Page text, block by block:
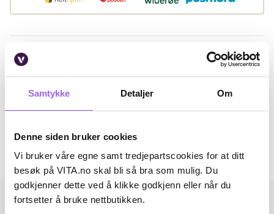
Samtykke Detaljer Om
Denne siden bruker cookies
Vi bruker våre egne samt tredjepartscookies for at ditt
besøk på VITA.no skal bli så bra som mulig. Du
godkjenner dette ved å klikke godkjenn eller når du
fortsetter å bruke nettbutikken.
Beskrivelse
Bruk
Omtaler
Andre har også kjøpt..